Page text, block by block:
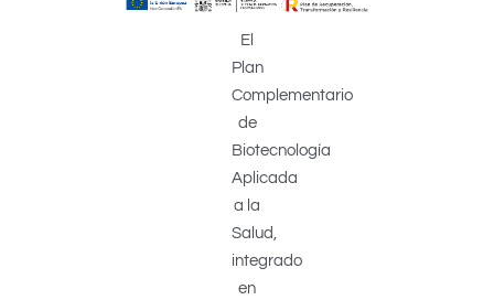
El
Plan
Complementario
de
Biotecnología
Aplicada
a la
Salud,
integrado
en